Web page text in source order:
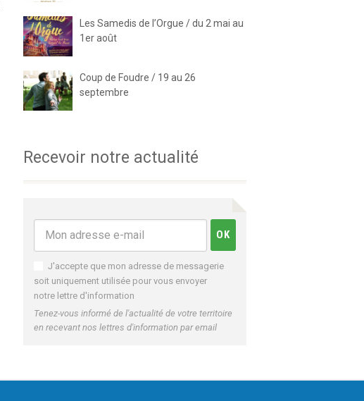
Les Samedis de l’Orgue / du 2 mai au
1er août
Coup de Foudre / 19 au 26
septembre
Recevoir notre actualité
J'accepte que mon adresse de messagerie
soit uniquement utilisée pour vous envoyer
notre lettre d'information
Tenez-vous informé de l'actualité de votre territoire
en recevant nos lettres d'information par email